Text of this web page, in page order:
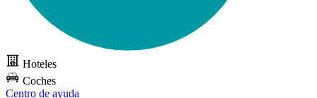
Hoteles
Coches
Centro de ayuda